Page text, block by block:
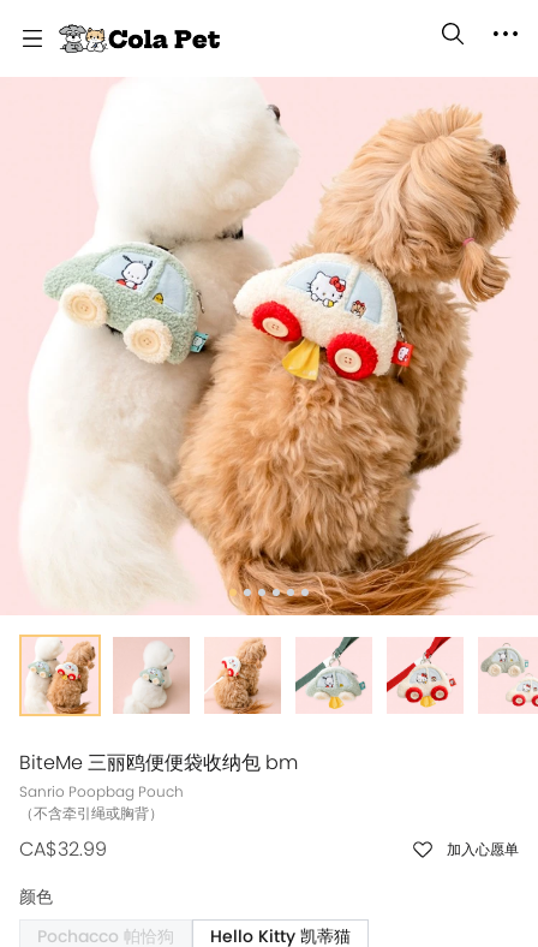
BiteMe 三丽鸥便便袋收纳包 bm
Sanrio Poopbag Pouch
（不含牵引绳或胸背）
CA$32.99 加入心愿单
颜色
Pochacco 帕恰狗
Hello Kitty 凯蒂猫